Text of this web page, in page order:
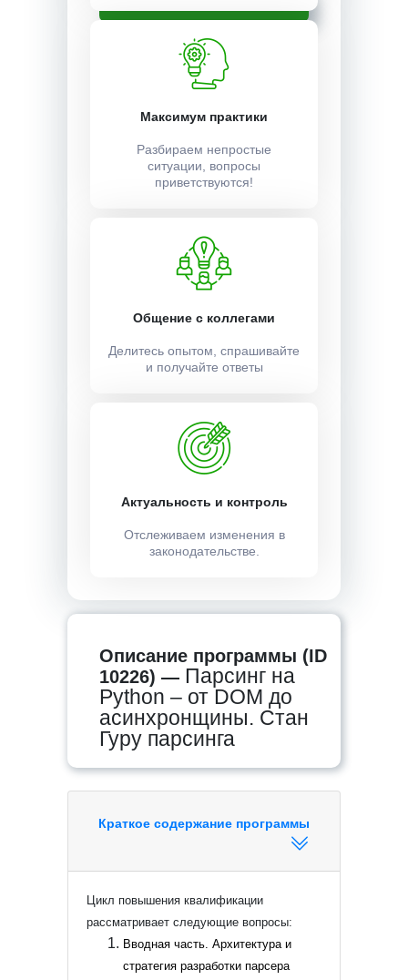
Максимум практики
Разбираем непростые
ситуации, вопросы
приветствуются!
Общение с коллегами
Делитесь опытом, спрашивайте
и получайте ответы
Актуальность и контроль
Отслеживаем изменения в
законодательстве.
Описание программы (ID
10226) — Парсинг на
Python – от DOM до
асинхронщины. Стан
Гуру парсинга
Краткое содержание программы
Цикл повышения квалификации
рассматривает следующие вопросы:
Вводная часть. Архитектура и
стратегия разработки парсера